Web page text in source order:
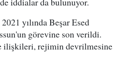
yılında Beşar Esed
görevine son verildi.
ilişkileri, rejimin devrilmesine